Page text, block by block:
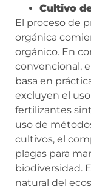
Cultivo
El proceso de
orgánica
orgánico. En
convencional,
basa en
excluyen el
fertilizantes
uso de
cultivos, el
plagas para
biodiversidad.
natural del